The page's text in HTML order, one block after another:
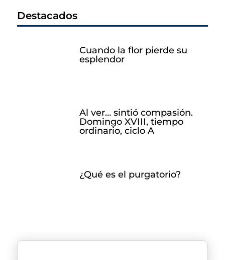
Destacados
Cuando la flor pierde su
esplendor
Al ver… sintió compasión.
Domingo XVIII, tiempo
ordinario, ciclo A
¿Qué es el purgatorio?